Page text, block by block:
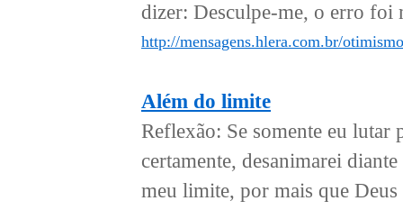
dizer: Desculpe-me, o erro foi
http://mensagens.hlera.com.br/
Além do limite
Reflexão: Se somente eu
certamente, desanimarei
meu limite, por mais que